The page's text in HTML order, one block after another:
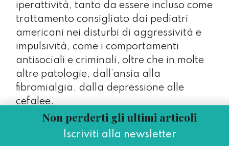
Non perderti gli ultimi articoli
Iscriviti alla newsletter
iperattività, tanto da essere incluso come
trattamento consigliato dai pediatri
americani nei disturbi di aggressività e
impulsività, come i comportamenti
antisociali e criminali, oltre che in molte
altre patologie, dall’ansia alla
fibromialgia, dalla depressione alle
cefalee.
Ovviamente, anche il neurofeedback,